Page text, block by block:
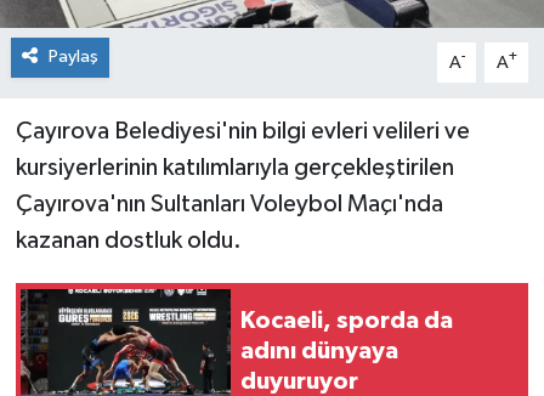
Paylaş A- A+
Çayırova Belediyesi'nin bilgi evleri velileri ve
kursiyerlerinin katılımlarıyla gerçekleştirilen
Çayırova'nın Sultanları Voleybol Maçı'nda
kazanan dostluk oldu.
Kocaeli, sporda da
adını dünyaya
duyuruyor